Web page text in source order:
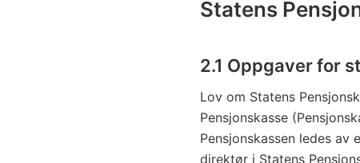
Statens
2.1 Oppgaver for
Lov om Statens
Pensjonskasse
Pensjonskassen ledes av
direktør i Statens